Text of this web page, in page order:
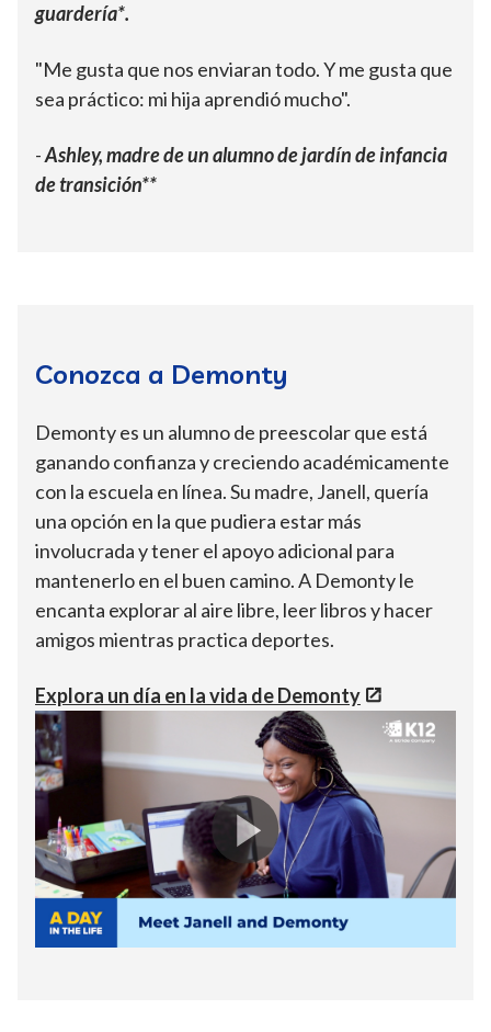
guardería*.
"Me gusta que nos enviaran todo. Y me gusta que
sea práctico: mi hija aprendió mucho".
-Ashley, madre de un alumno de jardín de infancia
de transición**
Conozca a Demonty
Demonty es un alumno de preescolar que está
ganando confianza y creciendo académicamente
con la escuela en línea. Su madre, Janell, quería
una opción en la que pudiera estar más
involucrada y tener el apoyo adicional para
mantenerlo en el buen camino. A Demonty le
encanta explorar al aire libre, leer libros y hacer
amigos mientras practica deportes.
Explora un día en la vida de Demonty